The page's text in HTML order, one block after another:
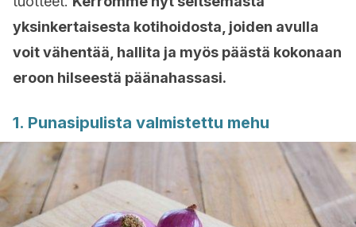
yksinkertaisesta kotihoidosta, joiden avulla
voit vähentää, hallita ja myös päästä kokonaan
eroon hilseestä päänahassasi.
1. Punasipulista valmistettu mehu